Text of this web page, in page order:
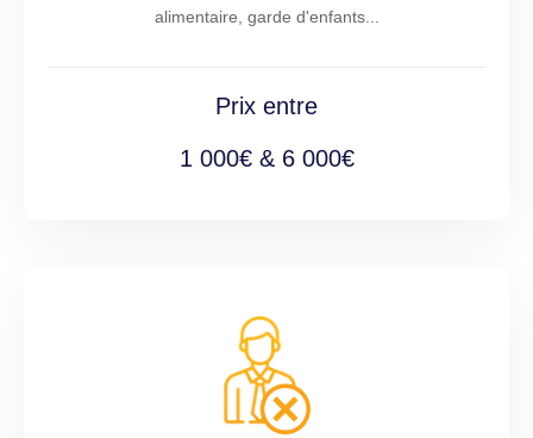
alimentaire, garde d'enfants...
Prix entre
1 000€ & 6 000€